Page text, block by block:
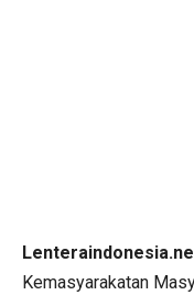
Kemasyarakatan